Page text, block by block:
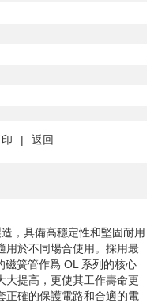
| 返回
，具備高穩定性和堅固耐用
用於不同場合使用。採用最
簧管作爲 OL 系列的核心
大提高，更使其工作壽命更
正確的保護電路和合適的電